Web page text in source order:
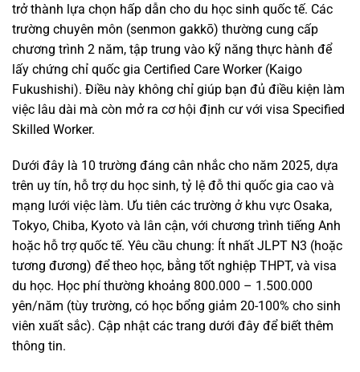
trở thành lựa chọn hấp dẫn cho du học sinh quốc tế. Các
trường chuyên môn (senmon gakkō) thường cung cấp
chương trình 2 năm, tập trung vào kỹ năng thực hành để
lấy chứng chỉ quốc gia Certified Care Worker (Kaigo
Fukushishi). Điều này không chỉ giúp bạn đủ điều kiện làm
việc lâu dài mà còn mở ra cơ hội định cư với visa Specified
Skilled Worker.
Dưới đây là 10 trường đáng cân nhắc cho năm 2025, dựa
trên uy tín, hỗ trợ du học sinh, tỷ lệ đỗ thi quốc gia cao và
mạng lưới việc làm. Ưu tiên các trường ở khu vực Osaka,
Tokyo, Chiba, Kyoto và lân cận, với chương trình tiếng Anh
hoặc hỗ trợ quốc tế. Yêu cầu chung: Ít nhất JLPT N3 (hoặc
tương đương) để theo học, bằng tốt nghiệp THPT, và visa
du học. Học phí thường khoảng 800.000 – 1.500.000
yên/năm (tùy trường, có học bổng giảm 20-100% cho sinh
viên xuất sắc). Cập nhật các trang dưới đây để biết thêm
thông tin.